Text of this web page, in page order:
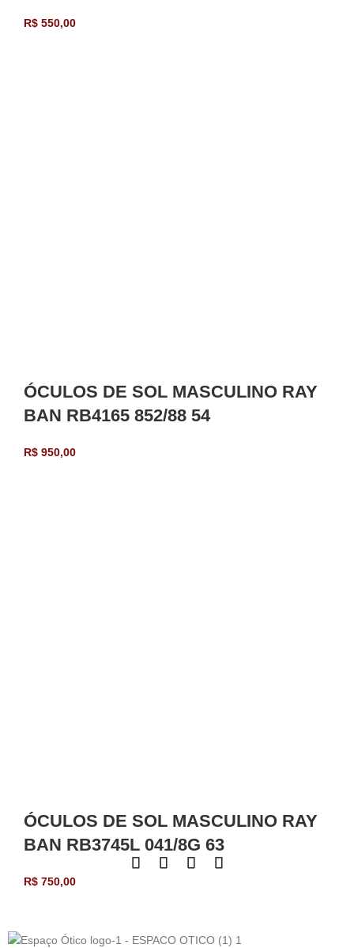
R$ 550,00
ÓCULOS DE SOL MASCULINO RAY
BAN RB4165 852/88 54
R$ 950,00
ÓCULOS DE SOL MASCULINO RAY
BAN RB3745L 041/8G 63
R$ 750,00